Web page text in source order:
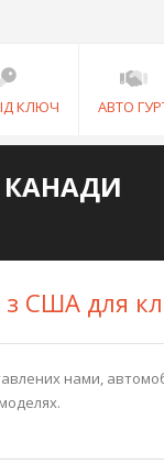
КЛЮЧ АВТО
КАНАДИ
США для
нами,